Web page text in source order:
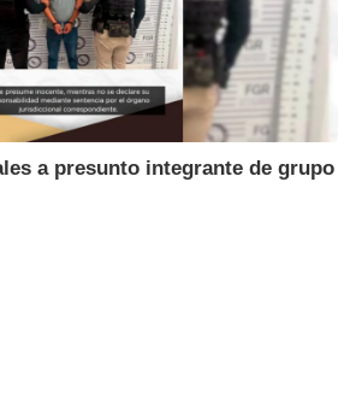
a presunto integrante de grupo